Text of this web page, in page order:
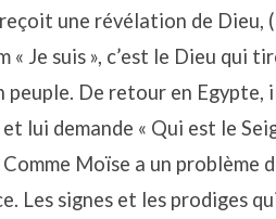
une révélation de Dieu, (
« Je suis », c’est le Dieu qui
peuple. De retour en Egypte,
lui demande « Qui est le
Moïse a un problème
Les signes et les prodiges